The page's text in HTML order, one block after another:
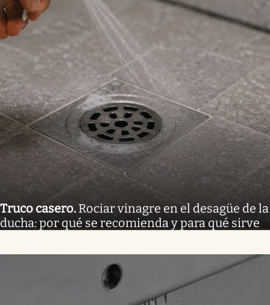
Truco casero. Rociar vinagre en el desagüe de la
ducha: por qué se recomienda y para qué sirve